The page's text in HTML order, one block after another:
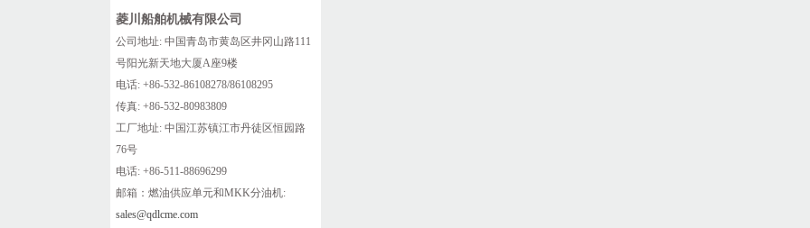
菱川船舶机械有限公司
公司地址: 中国青岛市黄岛区井冈山路111
号阳光新天地大厦A座9楼
电话: +86-532-86108278/86108295
传真: +86-532-80983809
工厂地址: 中国江苏镇江市丹徒区恒园路
76号
电话: +86-511-88696299
邮箱：燃油供应单元和MKK分油机:
sales@qdlcme.com